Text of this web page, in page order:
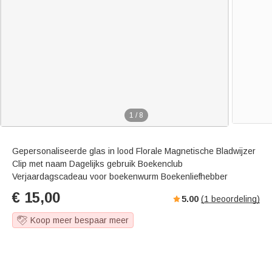
1 / 8
Gepersonaliseerde glas in lood Florale Magnetische Bladwijzer
Clip met naam Dagelijks gebruik Boekenclub
Verjaardagscadeau voor boekenwurm Boekenliefhebber
€ 15,00 5.00 (1 beoordeling)
Koop meer bespaar meer